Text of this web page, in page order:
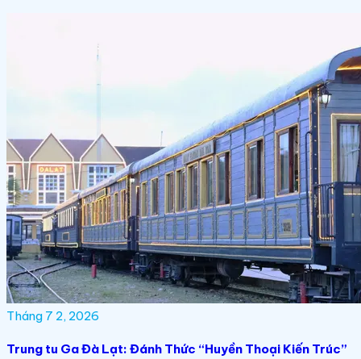
Tháng 7 2, 2026
Trung tu Ga Đà Lạt: Đánh Thức “Huyền Thoại Kiến Trúc”